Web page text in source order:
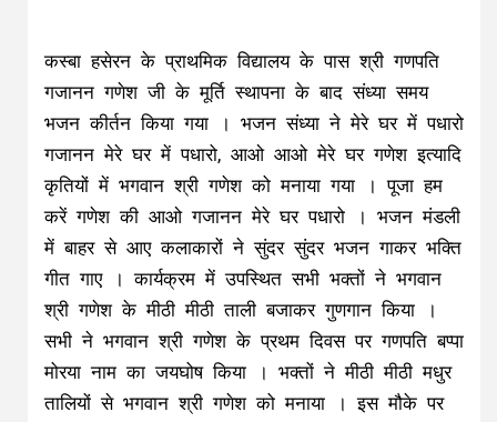
कस्बा हसेरन के प्राथमिक विद्यालय के पास श्री गणपति
गजानन गणेश जी के मूर्ति स्थापना के बाद संध्या समय
भजन कीर्तन किया गया । भजन संध्या ने मेरे घर में पधारो
गजानन मेरे घर में पधारो, आओ आओ मेरे घर गणेश इत्यादि
कृतियों में भगवान श्री गणेश को मनाया गया । पूजा हम
करें गणेश की आओ गजानन मेरे घर पधारो । भजन मंडली
में बाहर से आए कलाकारों ने सुंदर सुंदर भजन गाकर भक्ति
गीत गाए । कार्यक्रम में उपस्थित सभी भक्तों ने भगवान
श्री गणेश के मीठी मीठी ताली बजाकर गुणगान किया ।
सभी ने भगवान श्री गणेश के प्रथम दिवस पर गणपति बप्पा
मोरया नाम का जयघोष किया । भक्तों ने मीठी मीठी मधुर
तालियों से भगवान श्री गणेश को मनाया । इस मौके पर